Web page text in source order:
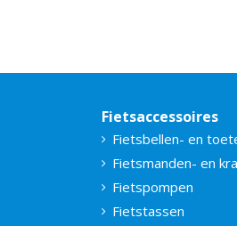
Fietsaccessoires
Fietsbellen- en
Fietsmanden- en
Fietspompen
Fietstassen